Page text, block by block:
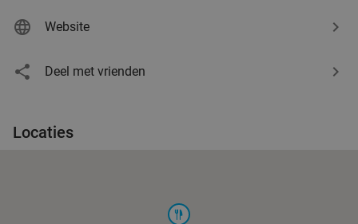
Website
Deel met vrienden
Locaties
food